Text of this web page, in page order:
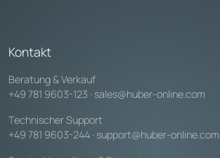
Kontakt
Beratung & Verkauf
+49 781 9603-123 · sales@huber-online.com
Technischer Support
+49 781 9603-244 · support@huber-online.com